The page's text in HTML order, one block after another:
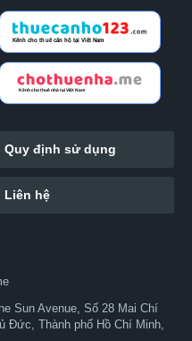
Quy định sử dụng
Liên hệ
Sun Avenue, Số 28 Mai Chí
Đức, Thành phố Hồ Chí Minh,